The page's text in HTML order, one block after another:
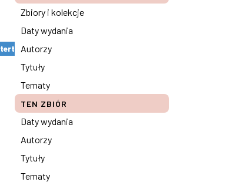
education results ×
Zbiory i kolekcje
Daty wydania
Autorzy
Tytuły
Tematy
TEN ZBIÓR
Daty wydania
Autorzy
Tytuły
Tematy